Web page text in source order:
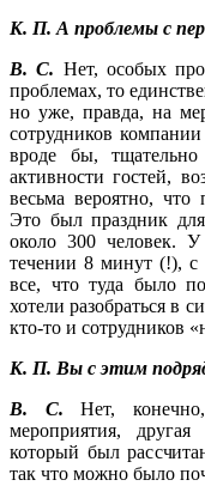
К. П. А проблемы с
В. С. Нет, особых
проблемах, то
но уже, правда, на
сотрудников
вроде бы,
активности гостей,
весьма вероятно, что
Это был праздник
около 300 человек.
течении 8 минут (!), с
все, что туда было
хотели разобраться в
кто-то и сотрудников
К. П. Вы с этим
В. С.
Нет,
мероприятия, другая
который был
так что можно было